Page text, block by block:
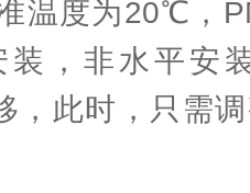
温度为20℃，
装，非水平安
，此时，只需